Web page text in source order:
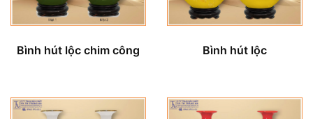
Bình hút lộc chim công Bình hút lộc